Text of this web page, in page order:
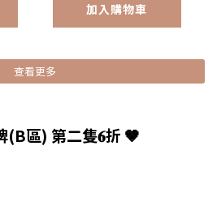
加入購物車
查看更多
(B區) 第二隻𝟔折 🤎